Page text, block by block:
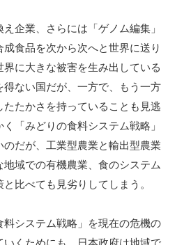
企業、さらには「ゲノム編集」
食品を次から次へと世界に送り
に大きな被害を生み出している
ない国だが、一方で、もう一方
たかさを持っていることも見逃
「みどりの食料システム戦略」
のだが、工業型農業と輸出型農業
域での有機農業、食のシステム
比べても見劣りしてしまう。
システム戦略」を現在の危機の
くためにも、日本政府は地域で